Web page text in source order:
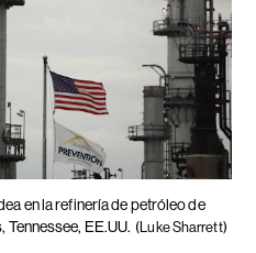
en la refinería de petróleo de
EE.UU. (Luke Sharrett)